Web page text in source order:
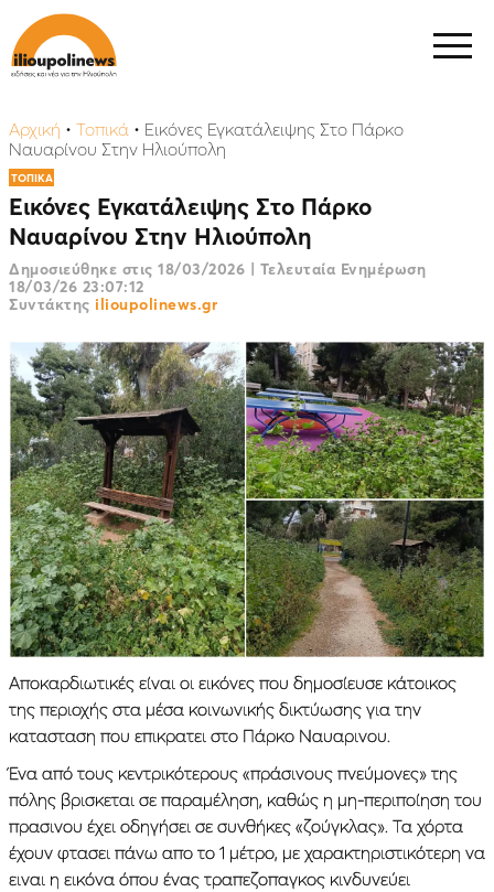
Αρχική • Τοπικά • Εικόνες Εγκατάλειψης Στο Πάρκο
Ναυαρίνου Στην Ηλιούπολη
ΤΟΠΙΚΑ
Εικόνες Εγκατάλειψης Στο Πάρκο
Ναυαρίνου Στην Ηλιούπολη
Δημοσιεύθηκε στις 18/03/2026 | Τελευταία Ενημέρωση
18/03/26 23:07:12
Συντάκτης ilioupolinews.gr
Αποκαρδιωτικές είναι οι εικόνες που δημοσίευσε κάτοικος
της περιοχής στα μέσα κοινωνικής δικτύωσης για την
κατασταση που επικρατει στο Πάρκο Ναυαρινου.
Ένα από τους κεντρικότερους «πράσινους πνεύμονες» της
πόλης βρισκεται σε παραμέληση, καθώς η μη-περιποίηση του
πρασινου έχει οδηγήσει σε συνθήκες «ζούγκλας». Τα χόρτα
έχουν φτασει πάνω απο το 1 μέτρο, με χαρακτηριστικότερη να
ειναι η εικόνα όπου ένας τραπεζοπαγκος κινδυνεύει